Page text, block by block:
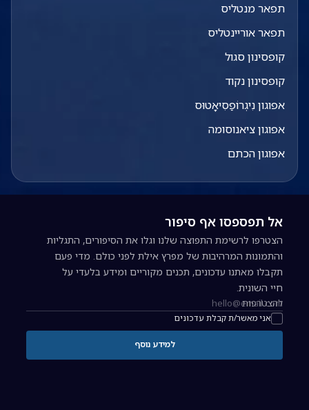
תפאר מנטליס
תפאר אוריינטליס
קופסינון סגול
קופסינון נקוד
אפוגון נִיגְרוֹפַסִיאָטוּס
אפוגון ציאנוסומה
אפוגון הכתם
אל תפספסו אף סיפור
הצטרפו לרשימת התפוצה שלנו וגלו את הסיפורים, התגליות
והתמונות המרהיבות של מפרץ אילת לפני כולם. מדי פעם
תקבלו מאתנו עדכונים, תכנים מקוריים ומידע בלעדי על
חיי השונית.
כתובת אימייל להרשמה לניוזלטר
אני מאשר/ת קבלת עדכונים
להצטרפות
למידע נוסף